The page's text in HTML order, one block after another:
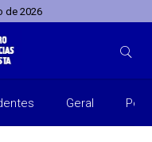
de 2026
Geral